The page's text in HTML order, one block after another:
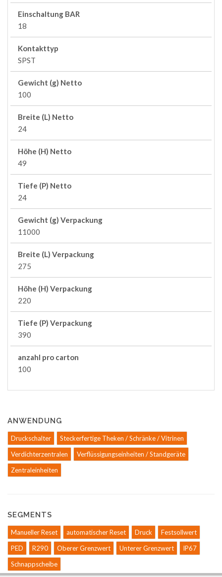
Einschaltung BAR
18
Kontakttyp
SPST
Gewicht (g) Netto
100
Breite (L) Netto
24
Höhe (H) Netto
49
Tiefe (P) Netto
24
Gewicht (g) Verpackung
11000
Breite (L) Verpackung
275
Höhe (H) Verpackung
220
Tiefe (P) Verpackung
390
anzahl pro carton
100
ANWENDUNG
Druckschalter
Steckerfertige Theken / Schränke / Vitrinen
Verdichterzentralen
Verflüssigungseinheiten / Standgeräte
Zentraleinheiten
SEGMENTS
Manueller Reset automatischer Reset Druck
Festsollwert
PED
R290 Oberer Grenzwert Unterer Grenzwert
IP67
Schnappscheibe